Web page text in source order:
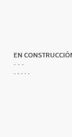
EN
- - -
- · - · -